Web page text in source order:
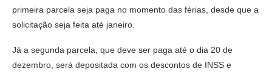
primeira parcela seja paga no momento das férias, desde que a
solicitação seja feita até janeiro.
Já a segunda parcela, que deve ser paga até o dia 20 de
dezembro, será depositada com os descontos de INSS e